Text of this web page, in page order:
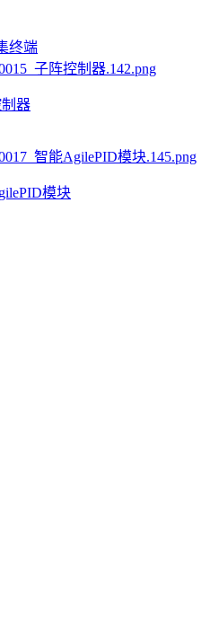
终端
器
模块